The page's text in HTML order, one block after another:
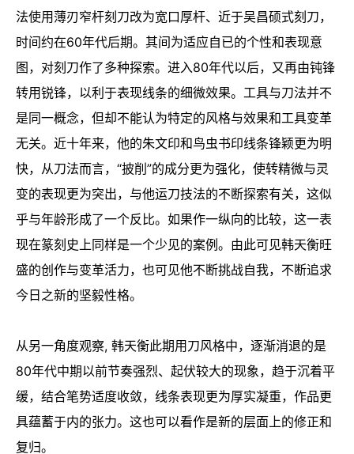
法使用薄刃窄杆刻刀改为宽口厚杆、近于吴昌硕式刻刀，
时间约在60年代后期。其间为适应自已的个性和表现意
图，对刻刀作了多种探索。进入80年代以后，又再由钝锋
转用锐锋，以利于表现线条的细微效果。工具与刀法并不
是同一概念，但却不能认为特定的风格与效果和工具变革
无关。近十年来，他的朱文印和鸟虫书印线条锋颖更为明
快，从刀法而言，“披削”的成分更为强化，使转精微与灵
变的表现更为突出，与他运刀技法的不断探索有关，这似
乎与年龄形成了一个反比。如果作一纵向的比较，这一表
现在篆刻史上同样是一个少见的案例。由此可见韩天衡旺
盛的创作与变革活力，也可见他不断挑战自我，不断追求
今日之新的坚毅性格。
从另一角度观察, 韩天衡此期用刀风格中，逐渐消退的是
80年代中期以前节奏强烈、起伏较大的现象，趋于沉着平
缓，结合笔势适度收敛，线条表现更为厚实凝重，作品更
具蕴蓄于内的张力。这也可以看作是新的层面上的修正和
复归。